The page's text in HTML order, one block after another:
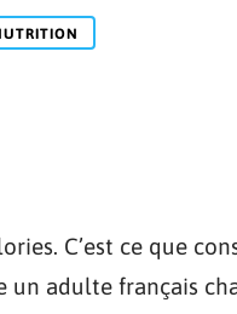
C’est ce que
un adulte français